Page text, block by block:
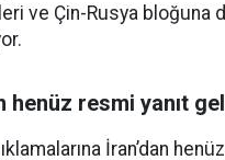
ve Çin-Rusya bloğuna
henüz resmi yanıt
İran’dan